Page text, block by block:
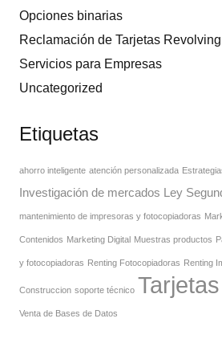
Opciones binarias
Reclamación de Tarjetas Revolving
Servicios para Empresas
Uncategorized
Etiquetas
ahorro inteligente atención personalizada
Investigación de mercados Ley
mantenimiento de impresoras y fotocopiadoras
Contenidos Marketing Digital Muestras productos
y fotocopiadoras Renting Fotocopiadoras Renting
Construccion soporte técnico
Venta de Bases de Datos